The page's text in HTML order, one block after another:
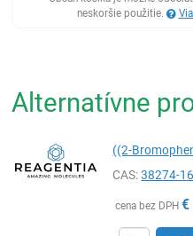
neskoršie použitie.
Alternatívne
((2-
CAS:38274-
cena bez DPH €